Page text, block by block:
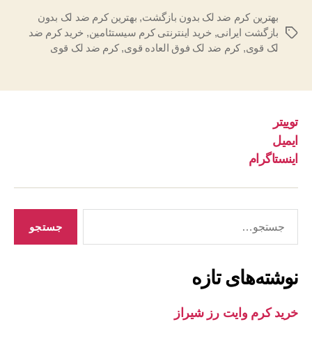
برچسب‌ها
بهترین کرم ضد لک بدون بازگشت, بهترین کرم ضد لک بدون
بازگشت ایرانی, خرید اینترنتی کرم سیستئامین, خرید کرم ضد
لک قوی, کرم ضد لک فوق العاده قوی,کرم ضد لک قوی
توییتر
ایمیل
اینستاگرام
نوشته‌های تازه
خرید کرم وایت رز شیراز